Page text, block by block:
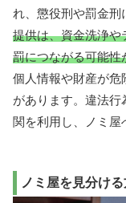
れ、懲役刑や罰金刑
提供は、資金洗浄や
罰につながる可能性
個人情報や財産が危
があります。違法
関を利用し、ノミ屋
ノミ屋を見分け